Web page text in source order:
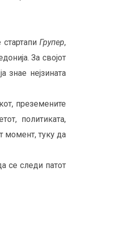
Групер,
За својот
знае нејзината
преземените
политиката,
момент, туку да
се следи патот